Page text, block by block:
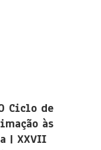
Ciclo de
às
| XXVII